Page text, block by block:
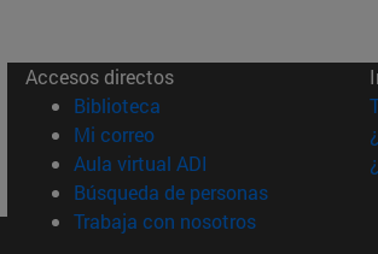
Accesos directos
Biblioteca (abre en nueva ventana)
Mi correo(abre en nueva ventana)
Aula virtual ADI (abre en nueva
Búsqueda de personas(abre en
Trabaja con nosotros(abre en